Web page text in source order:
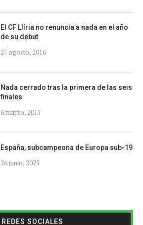
El CF Llíria no renuncia a nada en el año
de su debut
27 agosto, 2016
Nada cerrado tras la primera de las seis
finales
6 marzo, 2017
España, subcampeona de Europa sub-19
26 junio, 2025
REDES SOCIALES